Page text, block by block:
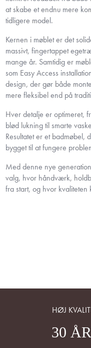
at skabe et endnu mere
tidligere model.
Kernen i møblet er det
massivt, fingertappet
mange år. Samtidig er
som Easy Access
design, der gør både
mere fleksibel end på
Hver detalje er optimeret,
blød lukning til smarte
Resultatet er et badmøbel,
bygget til at fungere
Med denne nye
valg, hvor håndværk,
fra start, og hvor
HØJ
30